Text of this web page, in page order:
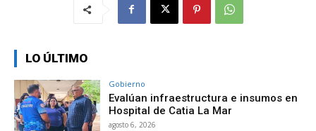
LO ÚLTIMO
Gobierno
Evalúan infraestructura e insumos en
Hospital de Catia La Mar
agosto 6, 2026